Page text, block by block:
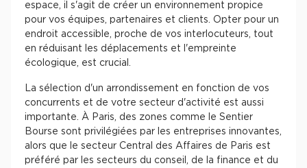
espace, il s'agit de créer un environnement propice
pour vos équipes, partenaires et clients. Opter pour un
endroit accessible, proche de vos interlocuteurs, tout
en réduisant les déplacements et l'empreinte
écologique, est crucial.
La sélection d'un arrondissement en fonction de vos
concurrents et de votre secteur d'activité est aussi
importante. À Paris, des zones comme le Sentier
Bourse sont privilégiées par les entreprises innovantes,
alors que le secteur Central des Affaires de Paris est
préféré par les secteurs du conseil, de la finance et du